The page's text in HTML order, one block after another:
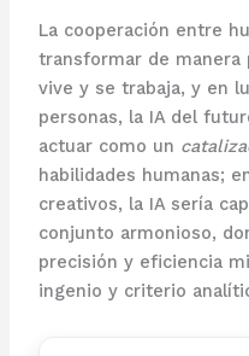
La cooperación entre
transformar de manera
vive y se trabaja, y en
personas, la IA del
actuar como un
habilidades humanas;
creativos, la IA sería
conjunto armonioso,
precisión y eficiencia
ingenio y criterio